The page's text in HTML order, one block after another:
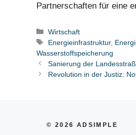
Partnerschaften für eine
Kategorien
Wirtschaft
Schlagwörter
Energieinfrastruktur,
Wasserstoffspeicherung
Sanierung der
Revolution in der Justiz:
© 2026 ADSIMPLE